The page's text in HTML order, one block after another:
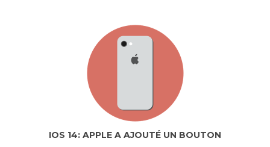
IOS 14: APPLE A AJOUTÉ UN BOUTON